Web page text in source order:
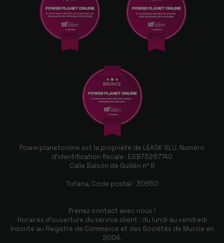
Powerplanetonline est la propriété de LEASK SLU. Numéro
d'identification fiscale : ESB73287740
Calle Balsón de Guillén nº 8
Totana, Code postal : 30850
Prenez contact avec nous !
Horaires d'ouverture du service client : du lundi au vendredi
Inscrite au Registre de Commerce et des Sociétés de Murcie en
2004.